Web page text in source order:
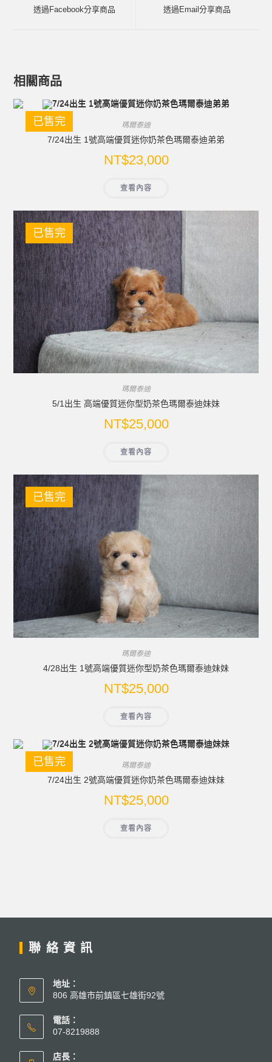
透過Facebook分享商品 透過Email分享商品
相關商品
已售完 瑪爾泰迪
7/24出生 1號高端優質迷你奶茶色瑪爾泰迪弟弟
NT$23,000
查看內容
已售完
瑪爾泰迪
5/1出生 高端優質迷你型奶茶色瑪爾泰迪妹妹
NT$25,000
查看內容
已售完
瑪爾泰迪
4/28出生 1號高端優質迷你型奶茶色瑪爾泰迪妹妹
NT$25,000
查看內容
已售完 瑪爾泰迪
7/24出生 2號高端優質迷你奶茶色瑪爾泰迪妹妹
NT$25,000
查看內容
聯絡資訊
地址：
806 高雄市前鎮區七雄街92號
電話：
07-8219888
店長：